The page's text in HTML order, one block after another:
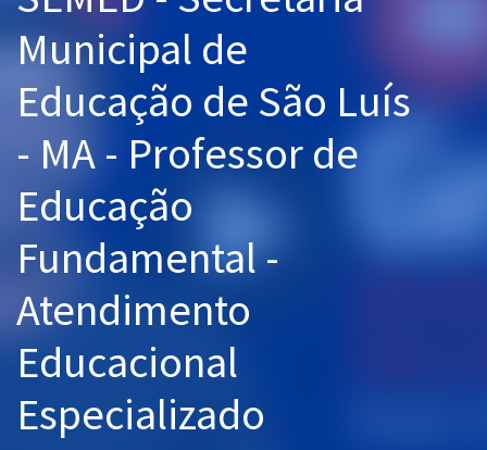
Graduação
Mentorias
Questões grátis
Conteúdo gratuito
Blog
Aprovados
Atendimento
Municipal de
Educação de São Luís
- MA - Professor de
Educação
Fundamental -
Atendimento
Educacional
Especializado